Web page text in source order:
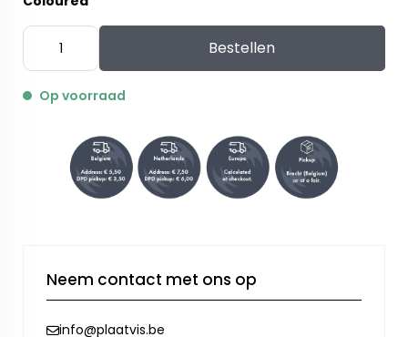
Bestellen
Op voorraad
Neem contact met ons op
info@plaatvis.be